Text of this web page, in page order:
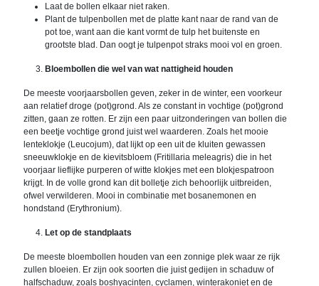
Laat de bollen elkaar niet raken.
Plant de tulpenbollen met de platte kant naar de rand van de
pot toe, want aan die kant vormt de tulp het buitenste en
grootste blad. Dan oogt je tulpenpot straks mooi vol en groen.
Bloembollen die wel van wat nattigheid houden
De meeste voorjaarsbollen geven, zeker in de winter, een voorkeur
aan relatief droge (pot)grond. Als ze constant in vochtige (pot)grond
zitten, gaan ze rotten. Er zijn een paar uitzonderingen van bollen die
een beetje vochtige grond juist wel waarderen. Zoals het mooie
lenteklokje (Leucojum), dat lijkt op een uit de kluiten gewassen
sneeuwklokje en de kievitsbloem (Fritillaria meleagris) die in het
voorjaar lieflijke purperen of witte klokjes met een blokjespatroon
krijgt. In de volle grond kan dit bolletje zich behoorlijk uitbreiden,
ofwel verwilderen. Mooi in combinatie met bosanemonen en
hondstand (Erythronium).
Let op de standplaats
De meeste bloembollen houden van een zonnige plek waar ze rijk
zullen bloeien. Er zijn ook soorten die juist gedijen in schaduw of
halfschaduw, zoals boshyacinten, cyclamen, winterakoniet en de